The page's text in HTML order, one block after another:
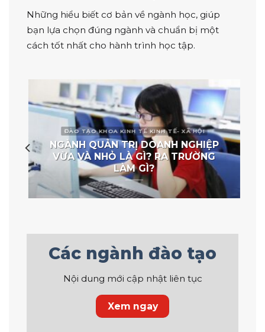
Những hiểu biết cơ bản về ngành học, giúp
bạn lựa chọn đúng ngành và chuẩn bị một
cách tốt nhất cho hành trình học tập.
ĐÀO TẠO KHOA KINH TẾ KINH TẾ- XÃ HỘI
NGÀNH QUẢN TRỊ DOANH NGHIỆP
VỪA VÀ NHỎ LÀ GÌ? RA TRƯỜNG
LÀM GÌ?
Các ngành đào tạo
Nội dung mới cập nhật liên tục
Xem ngay